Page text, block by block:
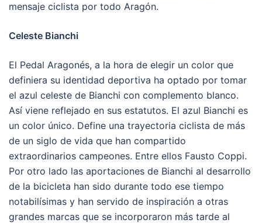
mensaje ciclista por todo Aragón.
Celeste Bianchi
El Pedal Aragonés, a la hora de elegir un color que
definiera su identidad deportiva ha optado por tomar
el azul celeste de Bianchi con complemento blanco.
Así viene reflejado en sus estatutos. El azul Bianchi es
un color único. Define una trayectoria ciclista de más
de un siglo de vida que han compartido
extraordinarios campeones. Entre ellos Fausto Coppi.
Por otro lado las aportaciones de Bianchi al desarrollo
de la bicicleta han sido durante todo ese tiempo
notabilísimas y han servido de inspiración a otras
grandes marcas que se incorporaron más tarde al